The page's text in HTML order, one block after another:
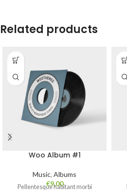
Related products
Woo Album #1
Music, Albums
€9,00
Pellentesque habitant morbi